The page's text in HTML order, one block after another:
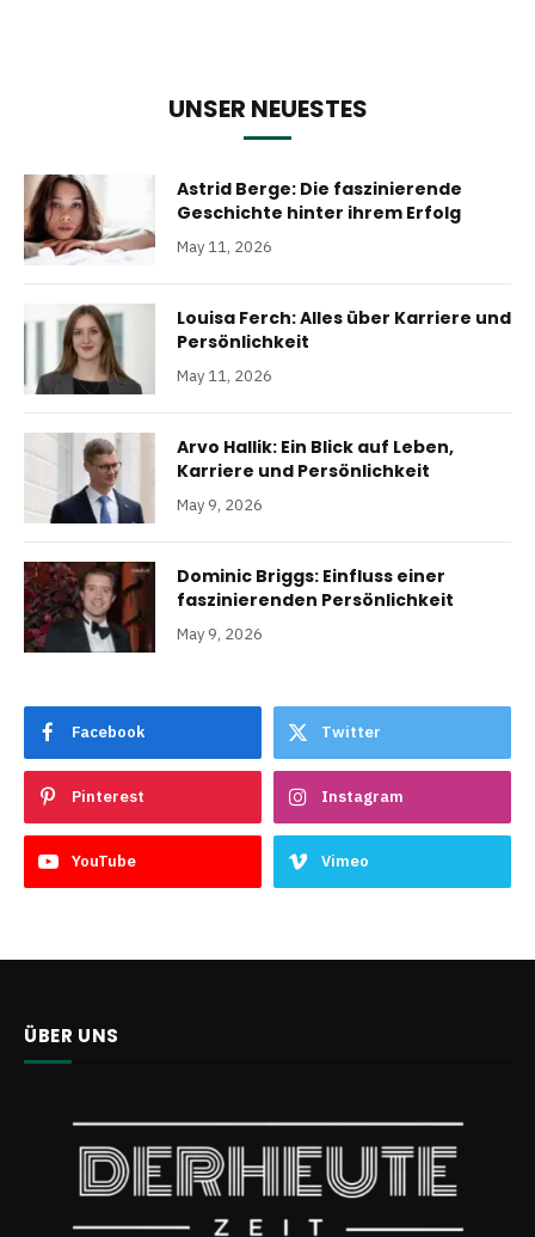
UNSER NEUESTES
Astrid Berge: Die faszinierende
Geschichte hinter ihrem Erfolg
May 11, 2026
Louisa Ferch: Alles über Karriere und
Persönlichkeit
May 11, 2026
Arvo Hallik: Ein Blick auf Leben,
Karriere und Persönlichkeit
May 9, 2026
Dominic Briggs: Einfluss einer
faszinierenden Persönlichkeit
May 9, 2026
Facebook Twitter
Pinterest Instagram
YouTube Vimeo
ÜBER UNS